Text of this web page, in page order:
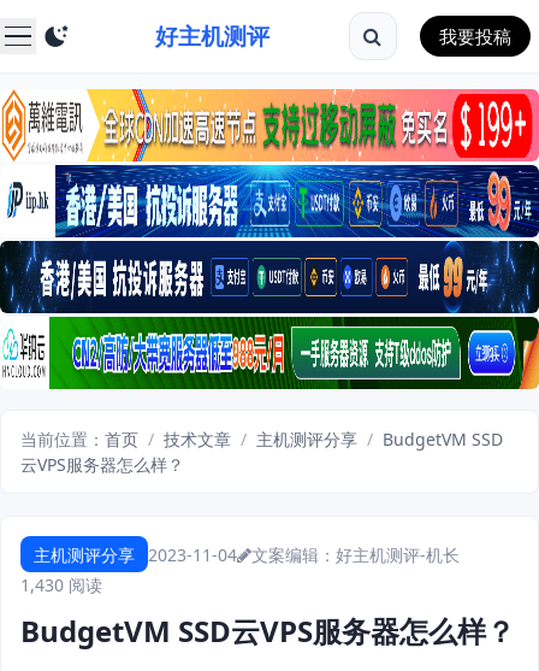
好主机测评 我要投稿
当前位置： 首页 / 技术文章 / 主机测评分享 / BudgetVM SSD
云VPS服务器怎么样？
主机测评分享 2023-11-04
文案编辑：好主机测评-机长
1,430 阅读
BudgetVM SSD云VPS服务器怎么样？